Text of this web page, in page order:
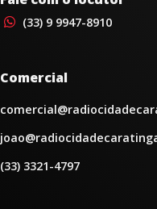
(33) 9 9947-8910
Comercial
(33) 3321-4797